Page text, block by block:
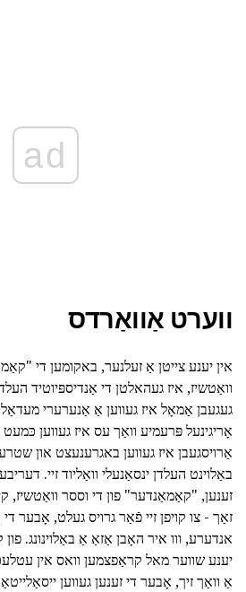
ad
ווערט אַוואַרדס
אין יענע צייטן אַ זעלנער, באקומען די
וואַטשיז, איז געהאלטן די אַנדיספּיוטיד
געגעבן אַמאָל איז געווען אַ אַנערערי מעדאַל
אָריגינעל פּרעמיע וואַך עס איז געווען כּמעט
אַרויסגעבן איז געווען באגרענעצט און
באַלוינט העלדן ינסאַנעלי וואַליוד זיי.
זענען, "קאַמאַנדער" פון די וססר וואַטשיז,
זאַך - צו קויפן זיי פֿאַר גרויס געלט, אָבער
אנדערע, ווו איר האָבן אַזאַ אַ באַלוינונג.
יענע שווער מאל קראַפצמען וואס אין
אַ וואַך זיך, אָבער די זענען געווען